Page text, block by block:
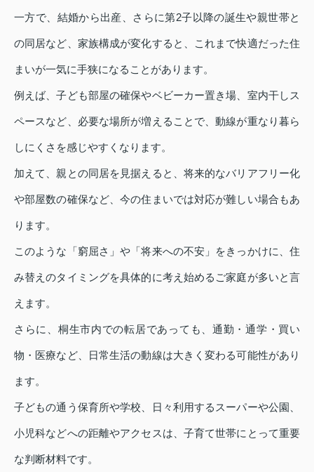
一方で、結婚から出産、さらに第2子以降の誕生や親世帯と
の同居など、家族構成が変化すると、これまで快適だった住
まいが一気に手狭になることがあります。
例えば、子ども部屋の確保やベビーカー置き場、室内干しス
ペースなど、必要な場所が増えることで、動線が重なり暮ら
しにくさを感じやすくなります。
加えて、親との同居を見据えると、将来的なバリアフリー化
や部屋数の確保など、今の住まいでは対応が難しい場合もあ
ります。
このような「窮屈さ」や「将来への不安」をきっかけに、住
み替えのタイミングを具体的に考え始めるご家庭が多いと言
えます。
さらに、桐生市内での転居であっても、通勤・通学・買い
物・医療など、日常生活の動線は大きく変わる可能性があり
ます。
子どもの通う保育所や学校、日々利用するスーパーや公園、
小児科などへの距離やアクセスは、子育て世帯にとって重要
な判断材料です。